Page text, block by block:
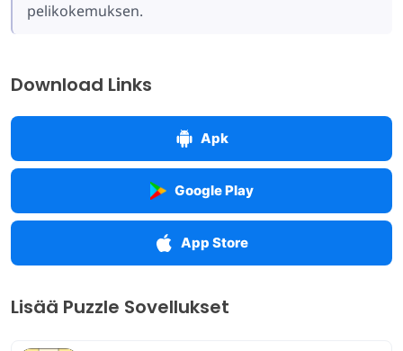
pelikokemuksen.
Download Links
Apk
Google Play
App Store
Lisää Puzzle Sovellukset